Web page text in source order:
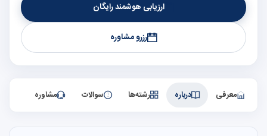
ارزیابی هوشمند رایگان
رزرو مشاوره
معرفی درباره رشته‌ها سوالات مشاوره